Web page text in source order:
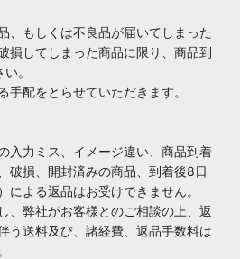
、もしくは不良品が届いてしまった
損してしまった商品に限り、商品到
。
手配をとらせていただきます。
入力ミス、イメージ違い、商品到着
破損、開封済みの商品、到着後8日
よる返品はお受けできません。
、弊社がお客様とのご相談の上、返
う送料及び、諸経費、返品手数料は